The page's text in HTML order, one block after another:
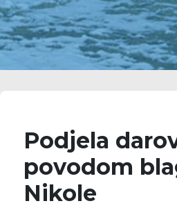
Podjela
povodom
Nikole